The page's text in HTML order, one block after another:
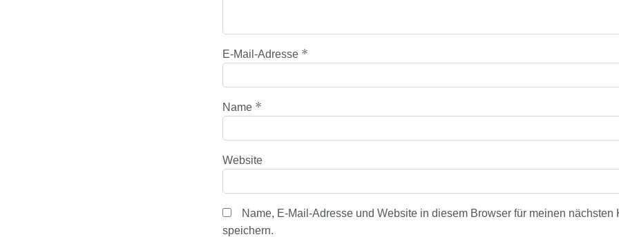
E-Mail-Adresse *
Name *
Website
Name, E-Mail-Adresse und Website in diesem Browser für meinen nächsten
speichern.